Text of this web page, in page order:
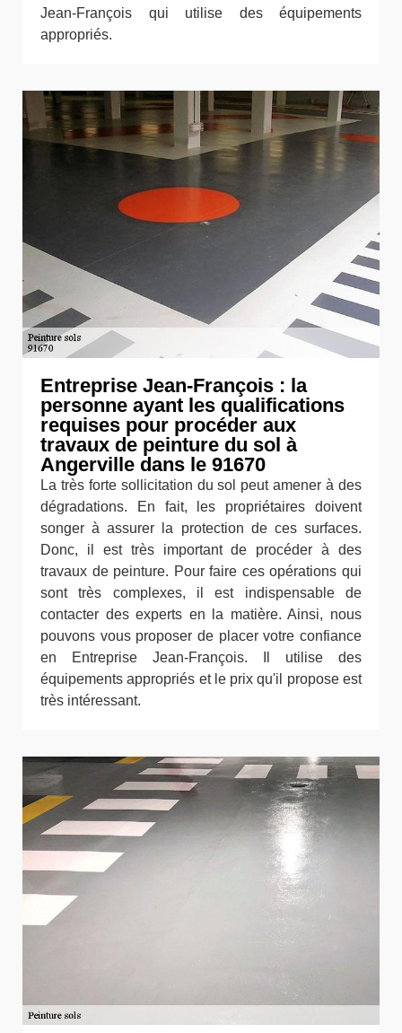
Jean-François qui utilise des équipements
appropriés.
Entreprise Jean-François : la
personne ayant les qualifications
requises pour procéder aux
travaux de peinture du sol à
Angerville dans le 91670
La très forte sollicitation du sol peut amener à des
dégradations. En fait, les propriétaires doivent
songer à assurer la protection de ces surfaces.
Donc, il est très important de procéder à des
travaux de peinture. Pour faire ces opérations qui
sont très complexes, il est indispensable de
contacter des experts en la matière. Ainsi, nous
pouvons vous proposer de placer votre confiance
en Entreprise Jean-François. Il utilise des
équipements appropriés et le prix qu'il propose est
très intéressant.